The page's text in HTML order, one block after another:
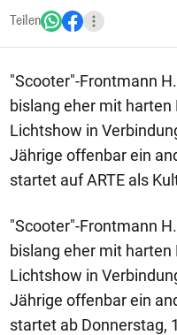
Teilen
"Scooter"-Frontmann
bislang eher mit harten
Lichtshow in
Jährige offenbar ein
startet auf ARTE als
"Scooter"-Frontmann
bislang eher mit harten
Lichtshow in
Jährige offenbar ein
startet ab Donnerstag,